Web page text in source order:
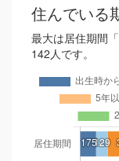
住んでいる
最大は居住期間
142人です。